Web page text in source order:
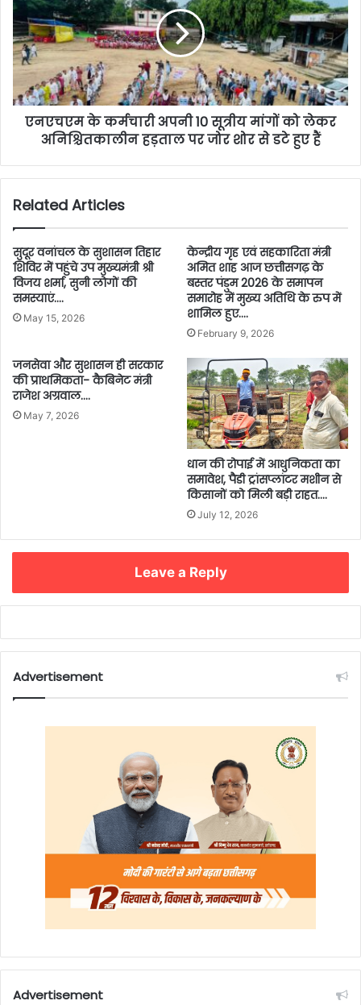
एनएचएम के कर्मचारी अपनी 10 सूत्रीय मांगों को लेकर
अनिश्चितकालीन हड़ताल पर जोर शोर से डटे हुए हैं
Related Articles
सुदूर वनांचल के सुशासन तिहार
शिविर में पहुंचे उप मुख्यमंत्री श्री
विजय शर्मा, सुनी लोगों की
समस्याएं….
May 15, 2026
केन्द्रीय गृह एवं सहकारिता मंत्री
अमित शाह आज छत्तीसगढ़ के
बस्तर पंडुम 2026 के समापन
समारोह में मुख्य अतिथि के रुप में
शामिल हुए….
February 9, 2026
जनसेवा और सुशासन ही सरकार
की प्राथमिकता- कैबिनेट मंत्री
राजेश अग्रवाल….
May 7, 2026
धान की रोपाई में आधुनिकता का
समावेश, पैडी ट्रांसप्लांटर मशीन से
किसानों को मिली बड़ी राहत….
July 12, 2026
Leave a Reply
Advertisement
Advertisement